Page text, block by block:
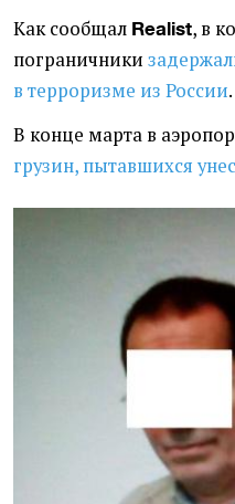
Как сообщал Realist, в
пограничники
в терроризме из России.
В конце марта в
грузин, пытавшихся